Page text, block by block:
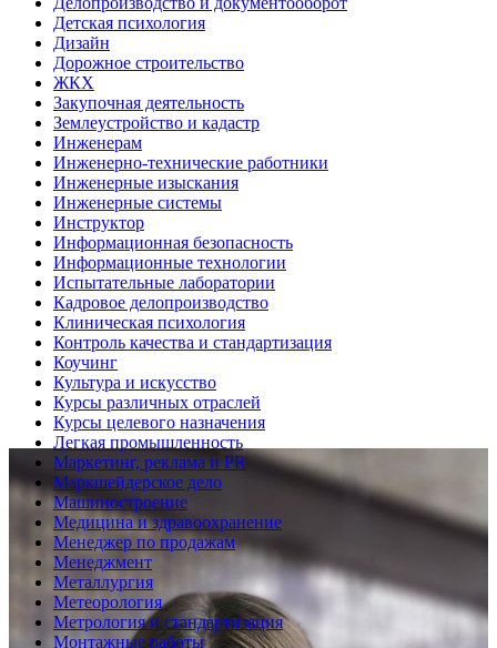
Детская психология
Дизайн
Дорожное строительство
ЖКХ
Закупочная деятельность
Землеустройство и кадастр
Инженерам
Инженерно-технические работники
Инженерные изыскания
Инженерные системы
Инструктор
Информационная безопасность
Информационные технологии
Испытательные лаборатории
Кадровое делопроизводство
Клиническая психология
Контроль качества и стандартизация
Коучинг
Культура и искусство
Курсы различных отраслей
Курсы целевого назначения
Легкая промышленность
Маркетинг, реклама и PR
Маркшейдерское дело
Машиностроение
Медицина и здравоохранение
Менеджер по продажам
Менеджмент
Металлургия
Метеорология
Метрология и стандартизация
Монтажные работы